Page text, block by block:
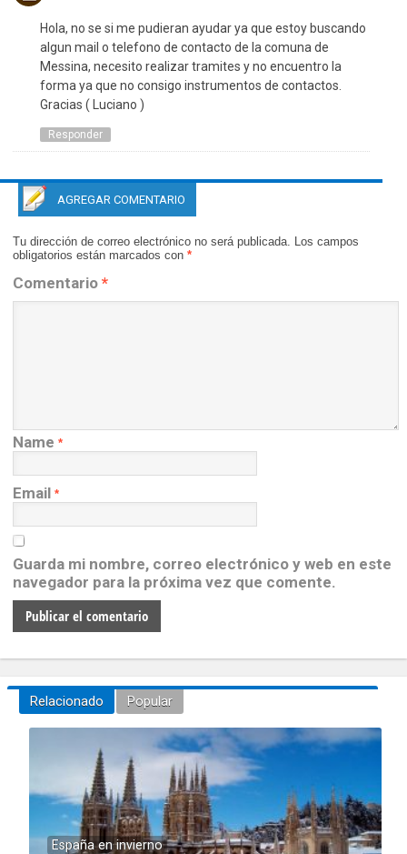
Hola, no se si me pudieran ayudar ya que estoy buscando
algun mail o telefono de contacto de la comuna de
Messina, necesito realizar tramites y no encuentro la
forma ya que no consigo instrumentos de contactos.
Gracias ( Luciano )
Responder
AGREGAR COMENTARIO
Tu dirección de correo electrónico no será publicada.
Los campos
obligatorios están marcados con *
Comentario *
Name *
Email *
Guarda mi nombre, correo electrónico y web en este
navegador para la próxima vez que comente.
Relacionado Popular
España en invierno